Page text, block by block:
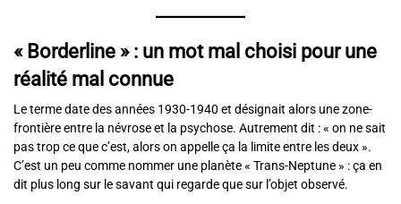
« Borderline » : un mot mal choisi pour une
réalité mal connue
Le terme date des années 1930-1940 et désignait alors une zone-
frontière entre la névrose et la psychose. Autrement dit : « on ne sait
pas trop ce que c’est, alors on appelle ça la limite entre les deux ».
C’est un peu comme nommer une planète « Trans-Neptune » : ça en
dit plus long sur le savant qui regarde que sur l’objet observé.